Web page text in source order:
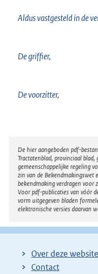
Aldus vastgesteld in de
De griffier,
De voorzitter,
Disclaimer
De hier aangeboden pdf-
Tractatenblad, provinciaal
gemeenschappelijke regeling
zin van de Bekendmakingswet
bekendmaking verdragen voor
Voor pdf-publicaties van vóór
vorm uitgegeven bladen
elektronische versies daarvan
Over deze website
Contact